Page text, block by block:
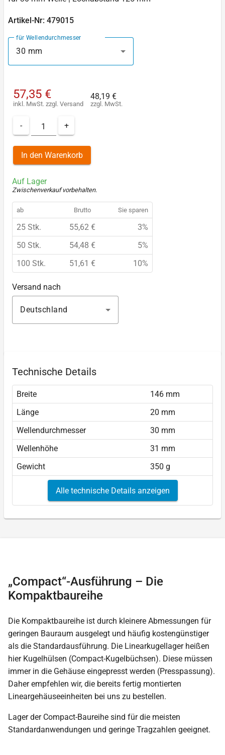
Artikel-Nr: 479015
für Wellendurchmesser
30 mm
57,35 €
inkl. MwSt. zzgl. Versand
48,19 €
zzgl. MwSt.
- +
In den Warenkorb
Auf Lager
Zwischenverkauf vorbehalten.
ab Brutto Sie sparen
25 Stk. 55,62 €
3%
50 Stk.
54,48 €
5%
100 Stk.
51,61 € 10%
Versand nach
Deutschland
Technische Details
Breite
146 mm
Länge
20 mm
Wellendurchmesser
30 mm
Wellenhöhe
31 mm
Gewicht
350 g
Alle technische Details anzeigen
„Compact“-Ausführung – Die
Kompaktbaureihe
Die Kompaktbaureihe ist durch kleinere Abmessungen für
geringen Bauraum ausgelegt und häufig kostengünstiger
als die Standardausführung. Die Linearkugellager heißen
hier Kugelhülsen (Compact-Kugelbüchsen). Diese müssen
immer in die Gehäuse eingepresst werden (Presspassung).
Daher empfehlen wir, die bereits fertig montierten
Lineargehäuseeinheiten bei uns zu bestellen.
Lager der Compact-Baureihe sind für die meisten
Standardanwendungen und geringe Tragzahlen geeignet.